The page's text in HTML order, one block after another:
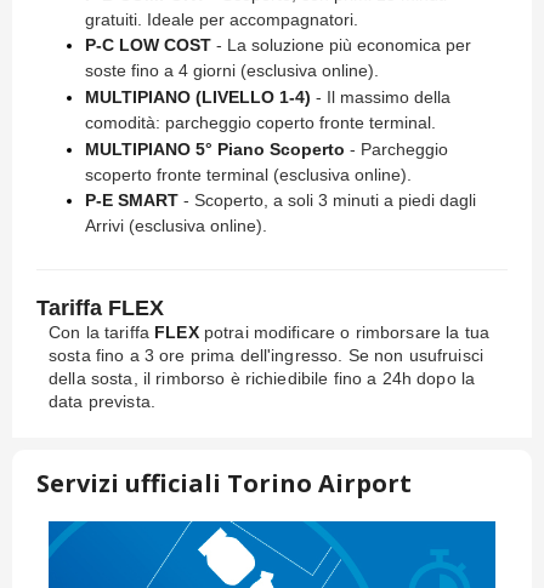
gratuiti. Ideale per accompagnatori.
P-C LOW COST - La soluzione più economica per
soste fino a 4 giorni (esclusiva online).
MULTIPIANO (LIVELLO 1-4) - Il massimo della
comodità: parcheggio coperto fronte terminal.
MULTIPIANO 5° Piano Scoperto - Parcheggio
scoperto fronte terminal (esclusiva online).
P-E SMART - Scoperto, a soli 3 minuti a piedi dagli
Arrivi (esclusiva online).
Tariffa FLEX
Con la tariffa FLEXpotrai modificare o rimborsare la tua
sosta fino a 3 ore prima dell'ingresso. Se non usufruisci
della sosta, il rimborso è richiedibile fino a 24h dopo la
data prevista.
Servizi ufficiali Torino Airport